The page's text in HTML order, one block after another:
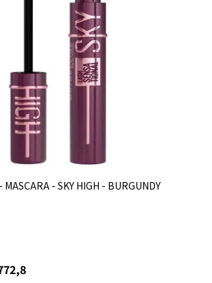
MASCARA - SKY HIGH - BURGUNDY